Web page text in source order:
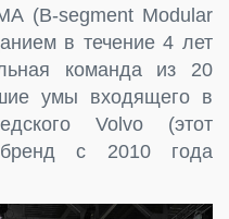
(B-segment Modular
в течение 4 лет
команда из 20
умы входящего в
Volvo (этот
с 2010 года